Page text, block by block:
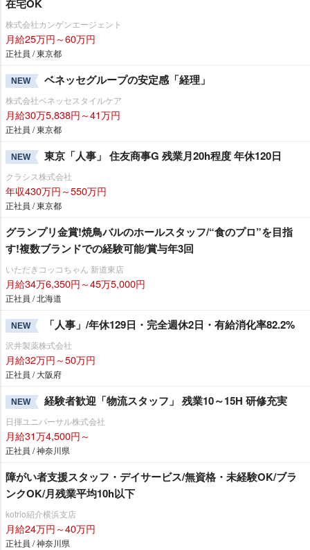
在宅OK
株式会社カンゲンエージェント
月給25万円～60万円
正社員 / 東京都
NEW ベネッセグループの安定感「経理」
株式会社ベネッセスタイルケア
月給30万5,838円～41万円
正社員 / 東京都
NEW 東京「人事」 住友商事G 残業月20h程度 年休120日
クラシス株式会社
年収430万円～550万円
正社員 / 東京都
グランプリ金賞!焼鳥バルのホールスタッフ/“食のプロ”を目指
す!複数ブランドでの経験可能/賞与年3回
いただきコッコちゃん 新道東店
月給34万6,350円～45万5,000円
正社員 / 北海道
NEW 「人事」/年休129日・完全週休2日・有給消化率82.2%
沢井製薬株式会社
月給32万円～50万円
正社員 / 大阪府
NEW 経験者歓迎「物流スタッフ」 残業10～15H 研修充実
日揮ユニバーサル株式会社
月給31万4,500円～
正社員 / 神奈川県
障がい者支援スタッフ・デイサービス/無資格・未経験OK/ブラ
ンクOK/月残業平均10h以下
kotrio紹介横浜支店
月給24万円～40万円
正社員 / 神奈川県